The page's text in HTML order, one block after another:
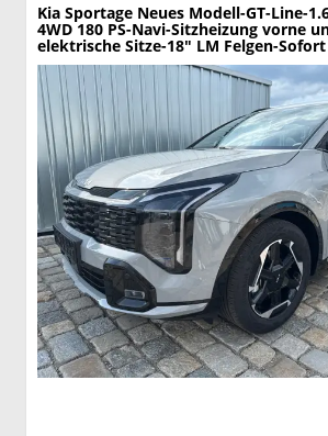
Kia Sportage Neues Modell-GT-Line-
4WD 180 PS-Navi-Sitzheizung vorne
elektrische Sitze-18" LM Felgen-Sofort